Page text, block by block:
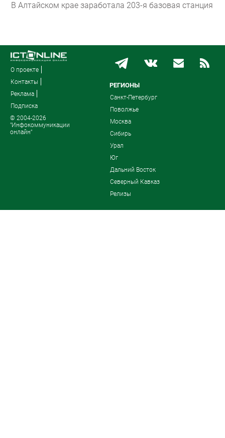
В Алтайском крае заработала 203-я базовая станция
О проекте
Контакты
Реклама
Подписка
© 2004-2026
"Инфокоммуникации
онлайн"
РЕГИОНЫ
Санкт-Петербург
Поволжье
Москва
Сибирь
Урал
Юг
Дальний Восток
Северный Кавказ
Релизы